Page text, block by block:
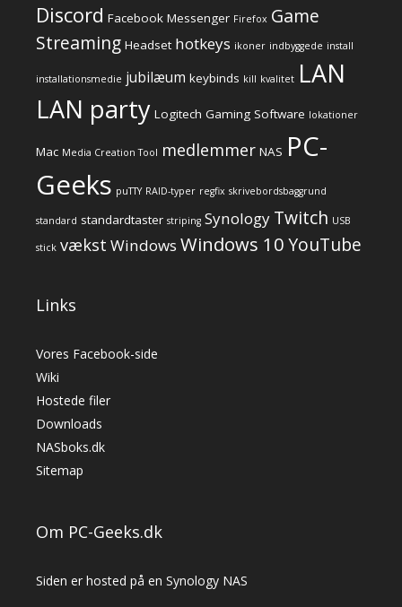
Discord Facebook Messenger Firefox Game
Streaming Headset hotkeys ikoner indbyggede install
installationsmedie jubilæum keybinds kill kvalitet LAN
LAN party Logitech Gaming Software lokationer
Mac Media Creation Tool medlemmer NAS PC-
Geeks puTTY RAID-typer regfix skrivebordsbaggrund
standard standardtaster striping Synology Twitch USB
stick vækst Windows Windows 10YouTube
Links
Vores Facebook-side
Wiki
Hostede filer
Downloads
NASboks.dk
Sitemap
Om PC-Geeks.dk
Siden er hosted på en Synology NAS